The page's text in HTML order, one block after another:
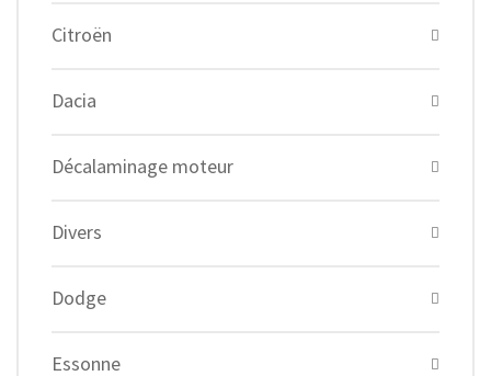
Citroën
Dacia
Décalaminage moteur
Divers
Dodge
Essonne